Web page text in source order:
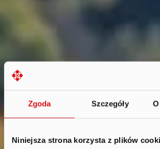
Zgoda Szczegóły
Niniejsza strona korzysta z plików